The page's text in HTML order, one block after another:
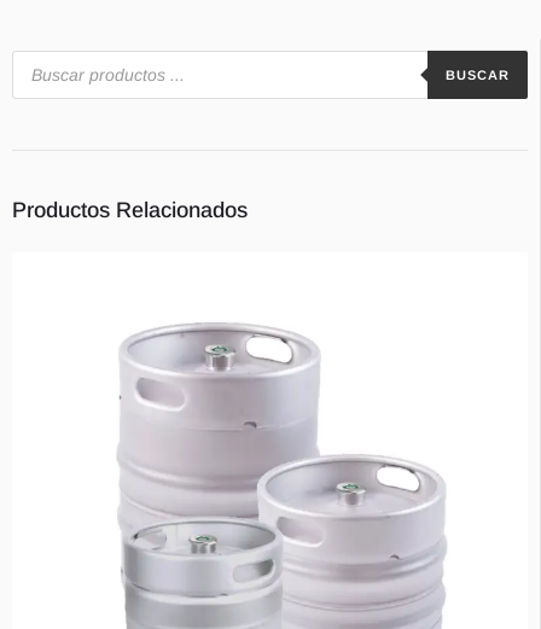
Contacts
BUSCAR
Productos Relacionados